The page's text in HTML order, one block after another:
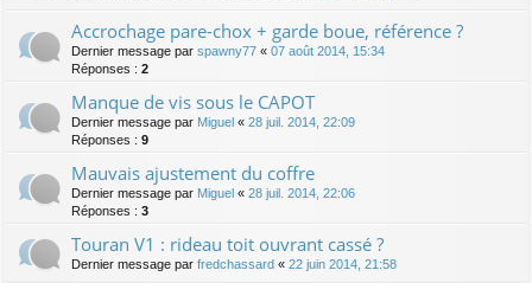
Accrochage pare-chox + garde boue, référence ?
Dernier message par spawny77 « 07 août 2014, 15:34
Réponses : 2
Manque de vis sous le CAPOT
Dernier message par Miguel « 28 juil. 2014, 22:09
Réponses : 9
Mauvais ajustement du coffre
Dernier message par Miguel « 28 juil. 2014, 22:06
Réponses : 3
Touran V1 : rideau toit ouvrant cassé ?
Dernier message par fredchassard « 22 juin 2014, 21:58